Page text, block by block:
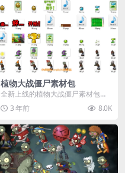
植物大战僵尸素材包
全新上线的植物大战僵尸素材包，
内含48个精选资源，涵盖角色、场
景、音效等多样内容...
3 年前 8.0K